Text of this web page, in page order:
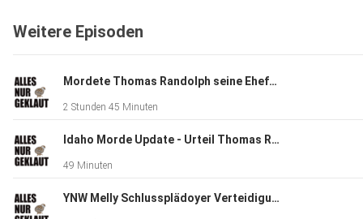
die Anweisungen an die Jury. Erschoss Rapper YNW Melly, mit
Musiker, der bereits mit Kanye West zusammenarbeitete,
derzeit zwei Anklagen wegen Mordes ersten Grades an
Williams und Christopher Thomas von Oktober 2018
gehörten, laut seinem Anwalt zu Mellys "besten Freunden".
einer Erklärung der Polizei von Miramar haben sich Demons
erwecken, Williams und Thomas Jr. seien bei einem Drive-By
Weitere Episoden
Mordete Thomas Randolph seine Ehefrau(en)? Tag 1 + 7 TRUE CRIME LIVE
2 Stunden 45 Minuten
Idaho Morde Update - Urteil Thomas Randolph TRUE CRIME LIVE
49 Minuten
YNW Melly Schlussplädoyer Verteidigung von Tag 17